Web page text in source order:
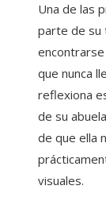
Una de las
parte de su
que nunca
reflexiona
de su
de que ella
visuales.